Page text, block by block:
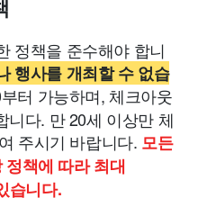
정책을 준수해야 합니
행사를 개최할 수 없습
터 가능하며, 체크아웃
니다. 만 20세 이상만 체
주시기 바랍니다. 모든
책에 따라 최대
습니다.